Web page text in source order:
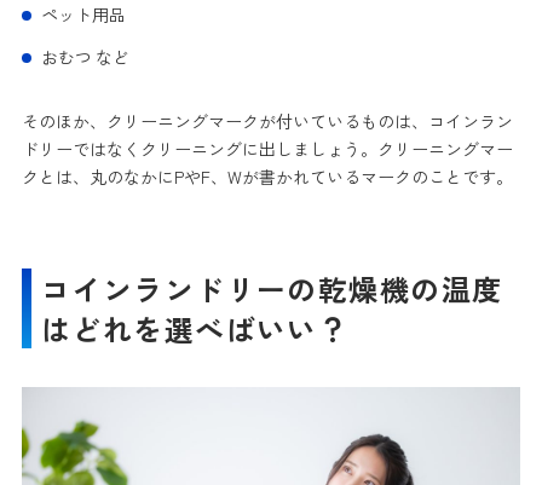
ペット用品
おむつ など
そのほか、クリーニングマークが付いているものは、コインラン
ドリーではなくクリーニングに出しましょう。クリーニングマー
クとは、丸のなかにPやF、Wが書かれているマークのことです。
コインランドリーの乾燥機の温度
はどれを選べばいい？